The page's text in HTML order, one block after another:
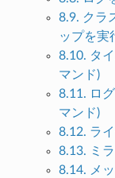
8.9. クラ
ップを実
8.10. タ
マンド)
8.11. ロ
マンド)
8.12. ラ
8.13. ミ
8.14. メ